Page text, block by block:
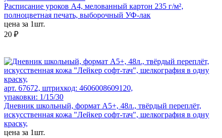
Расписание уроков А4, мелованный картон 235 г/м²,
полноцветная печать, выборочный УФ-лак
цена за 1шт.
20 ₽
арт. 67672, штрихкод: 4606008609120,
упаковки: 1/15/30
Дневник школьный, формат А5+, 48л., твёрдый переплёт,
искусственная кожа "Лейкер софт-тач", шелкография в одну
краску,
цена за 1шт.